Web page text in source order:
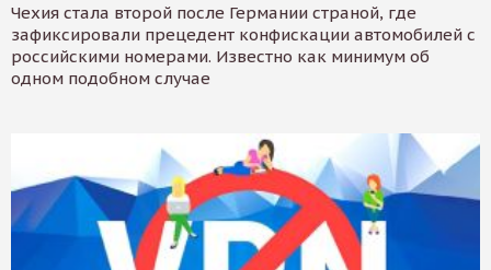
Чехия стала второй после Германии страной, где
зафиксировали прецедент конфискации автомобилей с
российскими номерами. Известно как минимум об
одном подобном случае